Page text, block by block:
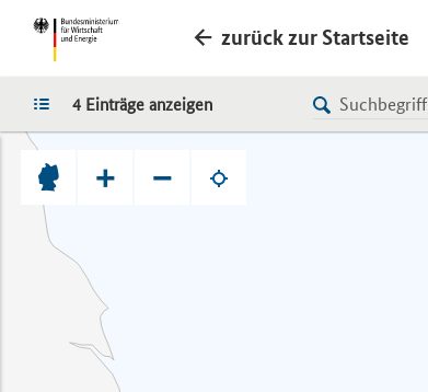
zurück zur Startseite
LISTE
4 Einträge anzeigen
+ −